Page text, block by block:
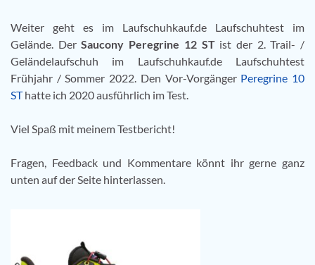
Weiter geht es im Laufschuhkauf.de Laufschuhtest im
Gelände. DerSaucony Peregrine 12 STist der 2. Trail- /
Geländelaufschuh im Laufschuhkauf.de Laufschuhtest
Frühjahr / Sommer 2022. Den Vor-Vorgänger Peregrine 10
SThatte ich 2020 ausführlich im Test.
Viel Spaß mit meinem Testbericht!
Fragen, Feedback und Kommentare könnt ihr gerne ganz
unten auf der Seite hinterlassen.